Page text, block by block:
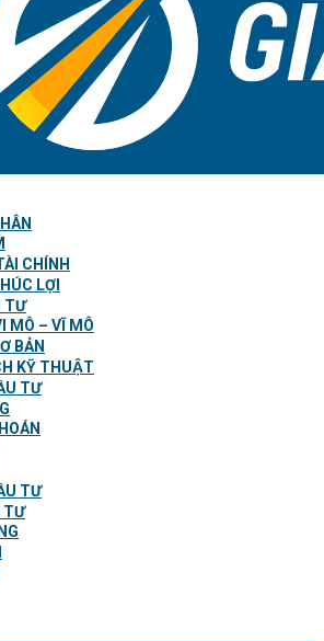
CHÍNH
LỢI
TƯ
MÔ – VĨ MÔ
BẢN
KỸ THUẬT
TƯ
TƯ
TƯ